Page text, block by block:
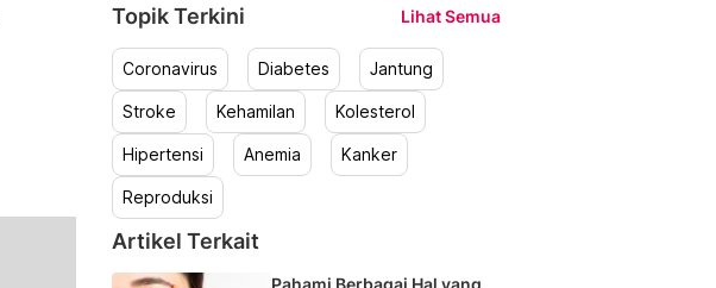
Topik Terkini Lihat Semua
Coronavirus Diabetes Jantung
Stroke Kehamilan Kolesterol
Hipertensi Anemia Kanker
Reproduksi
Artikel Terkait
Pahami Berbagai Hal yang